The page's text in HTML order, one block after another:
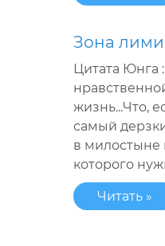
Зона
Цитата Юнга
жизнь...Что,
самый
в милостыне
которого
Читать »